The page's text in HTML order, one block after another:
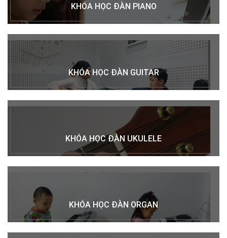
KHÓA HỌC ĐÀN PIANO
KHÓA HỌC ĐÀN GUITAR
KHÓA HỌC ĐÀN UKULELE
KHÓA HỌC ĐÀN ORGAN